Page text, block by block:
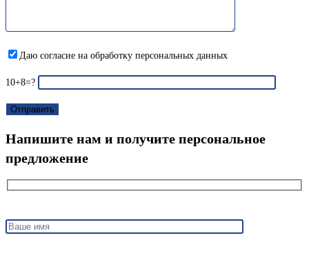
Даю согласие на обработку персональных данных
10+8=?
Напишите нам и получите персональное
предложение